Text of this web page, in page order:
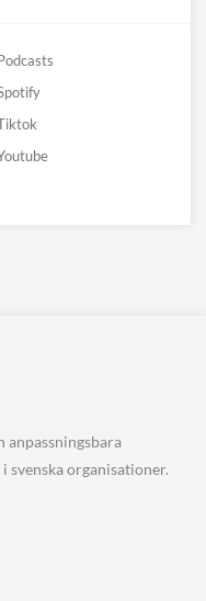
anpassningsbara
svenska organisationer.